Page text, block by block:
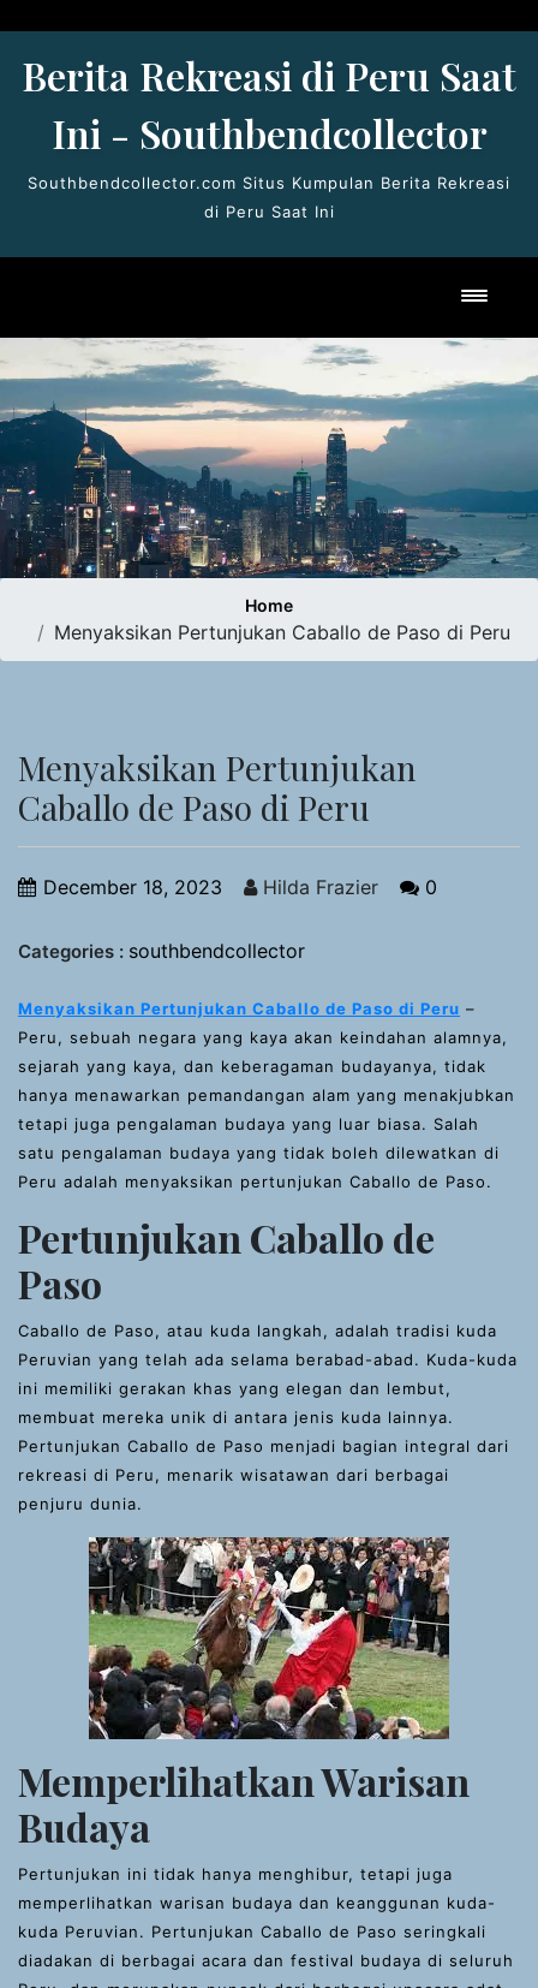
content
Berita Rekreasi di Peru Saat
Ini - Southbendcollector
Southbendcollector.com Situs Kumpulan Berita Rekreasi
di Peru Saat Ini
Home
Menyaksikan Pertunjukan Caballo de Paso di Peru
Menyaksikan Pertunjukan
Caballo de Paso di Peru
December 18, 2023 Hilda Frazier 0
Categories : southbendcollector
Menyaksikan Pertunjukan Caballo de Paso di Peru –
Peru, sebuah negara yang kaya akan keindahan alamnya,
sejarah yang kaya, dan keberagaman budayanya, tidak
hanya menawarkan pemandangan alam yang menakjubkan
tetapi juga pengalaman budaya yang luar biasa. Salah
satu pengalaman budaya yang tidak boleh dilewatkan di
Peru adalah menyaksikan pertunjukan Caballo de Paso.
Pertunjukan Caballo de
Paso
Caballo de Paso, atau kuda langkah, adalah tradisi kuda
Peruvian yang telah ada selama berabad-abad. Kuda-kuda
ini memiliki gerakan khas yang elegan dan lembut,
membuat mereka unik di antara jenis kuda lainnya.
Pertunjukan Caballo de Paso menjadi bagian integral dari
rekreasi di Peru, menarik wisatawan dari berbagai
penjuru dunia.
Memperlihatkan Warisan
Budaya
Pertunjukan ini tidak hanya menghibur, tetapi juga
memperlihatkan warisan budaya dan keanggunan kuda-
kuda Peruvian. Pertunjukan Caballo de Paso seringkali
diadakan di berbagai acara dan festival budaya di seluruh